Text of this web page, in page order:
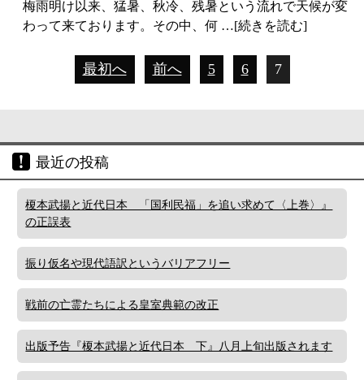
梅雨明け以来、猛暑、秋冷、残暑という流れで天候が変
わって来ております。その中、何 …[続きを読む]
最初へ 前へ 5 6 7
最近の投稿
榎本武揚と近代日本 「国利民福」を追い求めて〈上巻〉』
の正誤表
振り仮名や現代語訳というバリアフリー
戦前の亡霊たちによる皇室典範の改正
出版予告『榎本武揚と近代日本 下』八月上旬出版されます